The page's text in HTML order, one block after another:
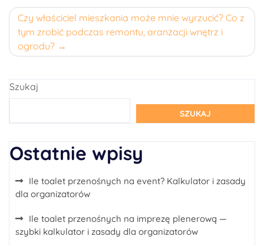
Czy właściciel mieszkania może mnie wyrzucić? Co z
tym zrobić podczas remontu, aranżacji wnętrz i
ogrodu?
Szukaj
SZUKAJ
Ostatnie wpisy
Ile toalet przenośnych na event? Kalkulator i zasady
dla organizatorów
Ile toalet przenośnych na imprezę plenerową —
szybki kalkulator i zasady dla organizatorów